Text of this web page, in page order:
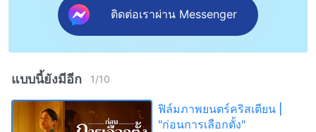
ติดต่อเราผ่าน Messenger
แบบนี้ยังมีอีก 1/10
ฟิล์มภาพยนตร์คริสเตียน |
"ก่อนการเลือกตั้ง"